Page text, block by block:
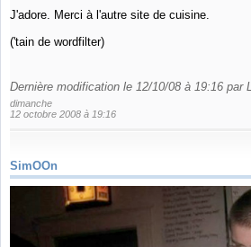
J'adore. Merci à l'autre site de cuisine.
('tain de wordfilter)
Dernière modification le 12/10/08 à 19:16 par
dimanche
12 octobre 2008 à 19:16
SimOOn